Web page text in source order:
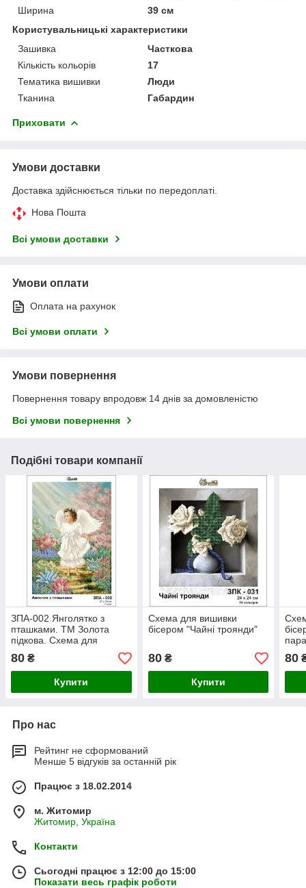
Ширина
39 см
Користувальницькі характеристики
Зашивка
Часткова
Кількість кольорів
17
Тематика вишивки
Люди
Тканина
Габардин
Приховати
Умови доставки
Доставка здійснюється тільки по передоплаті.
Нова Пошта
Всі умови доставки
Умови оплати
Оплата на рахунок
Всі умови оплати
Умови повернення
Повернення товару впродовж 14 днів за домовленістю
Всі умови повернення
Подібні товари компанії
ЗПА-002 Янголятко з
пташками. ТМ Золота
підкова. Схема для
вишивки бісером
80 ₴
Купити
Схема для вишивки
бісером "Чайні троянди"
80₴
Купити
80
Про нас
Рейтинг не сформований
Менше 5 відгуків за останній рік
Працює з 18.02.2014
м. Житомир
Житомир, Україна
Контакти
Сьогодні працює з 12:00 до 15:00
Показати весь графік роботи